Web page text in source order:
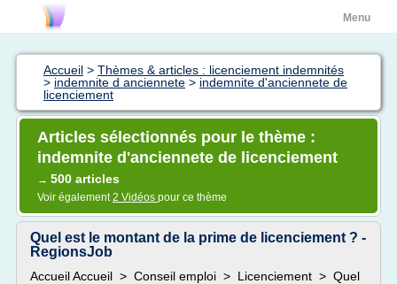
Menu
Accueil > Thèmes & articles : licenciement indemnités
> indemnite d anciennete > indemnite d'anciennete de
licenciement
Articles sélectionnés pour le thème :
indemnite d'anciennete de licenciement
→ 500 articles
Voir également2 Vidéos pour ce thème
Quel est le montant de la prime de licenciement ? -
RegionsJob
Accueil Accueil > Conseil emploi > Licenciement > Quel